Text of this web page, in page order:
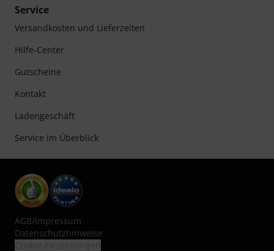
Service
Versandkosten und Lieferzeiten
Hilfe-Center
Gutscheine
Kontakt
Ladengeschäft
Service im Überblick
AGB/Impressum
Datenschutzhinweise